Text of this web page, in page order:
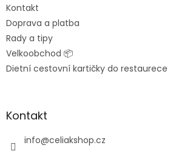
s
Kontakt
Doprava a platba
Rady a tipy
Velkoobchod 📦
Dietní cestovní kartičky do restaurece
Kontakt
info@celiakshop.cz